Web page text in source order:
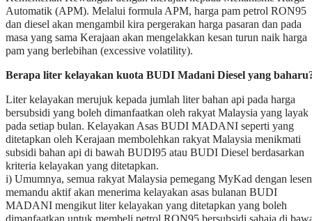
Liter kelayakan merujuk kepada jumlah liter bahan api pada harga
bersubsidi yang boleh dimanfaatkan oleh rakyat Malaysia yang layak
pada setiap bulan. Kelayakan Asas BUDI MADANI seperti yang
ditetapkan oleh Kerajaan membolehkan rakyat Malaysia menikmati
subsidi bahan api di bawah BUDI95 atau BUDI Diesel berdasarkan
kriteria kelayakan yang ditetapkan.
memandu aktif akan menerima kelayakan asas bulanan BUDI
MADANI mengikut liter kelayakan yang ditetapkan yang boleh
dimanfaatkan untuk membeli petrol RON95 bersubsidi sahaja di
BUDI95.
ii) Manakala, rakyat Malaysia pemegang MyKad dengan lesen
memandu aktif yang memiliki serta merupakan pemilik berdaftar bagi
kenderaan diesel persendirian individu dengan Lesen Kenderaan
(cukai jalan) yang sah boleh menggunakan liter kelayakan asas BUDI
MADANI secara